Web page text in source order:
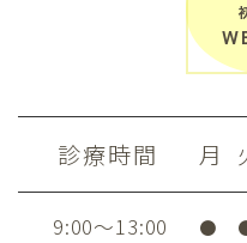
診療時間 月
9:00～13:00 ●